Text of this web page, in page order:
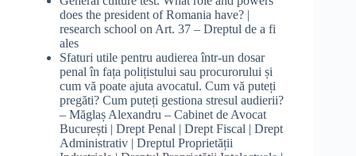
does the president of Romania have? |
research school on Art. 37 – Dreptul de a fi
ales
Sfaturi utile pentru audierea într-un dosar
penal în fața polițistului sau procurorului și
cum vă poate ajuta avocatul. Cum vă puteți
pregăti? Cum puteți gestiona stresul audierii?
– Măglaș Alexandru – Cabinet de Avocat
București | Drept Penal | Drept Fiscal | Drept
Administrativ | Dreptul Proprietății